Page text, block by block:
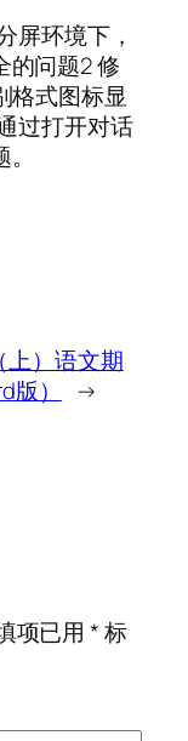
屏环境下，
的问题2 修
格式图标显
过打开对话
上）语文期
）
→
项已用*标